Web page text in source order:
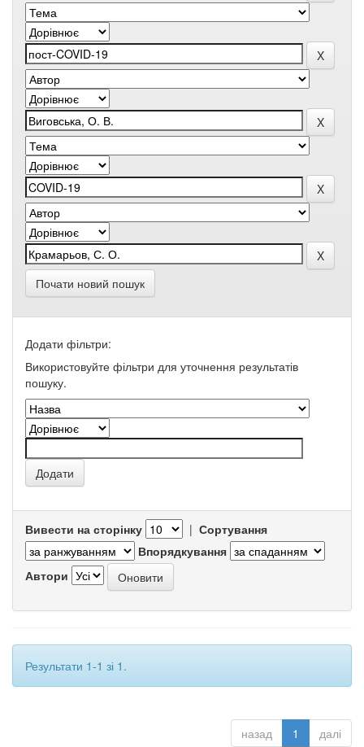
Почати новий пошук
Додати фільтри:
Використовуйте фільтри для уточнення результатів
пошуку.
Вивести на сторінку | Сортування
Впорядкування
Автори
Результати 1-1 зі 1.
назад 1 далі